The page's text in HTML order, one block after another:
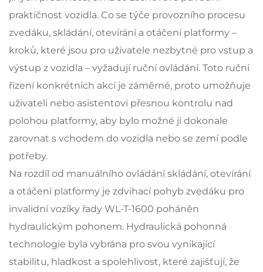
praktičnost vozidla. Co se týče provozního procesu
zvedáku, skládání, otevírání a otáčení platformy –
kroků, které jsou pro uživatele nezbytné pro vstup a
výstup z vozidla – vyžadují ruční ovládání. Toto ruční
řízení konkrétních akcí je záměrné, proto umožňuje
uživateli nebo asistentovi přesnou kontrolu nad
polohou platformy, aby bylo možné ji dokonale
zarovnat s vchodem do vozidla nebo se zemí podle
potřeby.
Na rozdíl od manuálního ovládání skládání, otevírání
a otáčení platformy je zdvihací pohyb zvedáku pro
invalidní vozíky řady WL-T-1600 poháněn
hydraulickým pohonem. Hydraulická pohonná
technologie byla vybrána pro svou vynikající
stabilitu, hladkost a spolehlivost, které zajišťují, že